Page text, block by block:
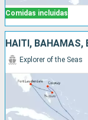
Comidas incluidas
HAITI, BAHAMAS,
Explorer of the Seas